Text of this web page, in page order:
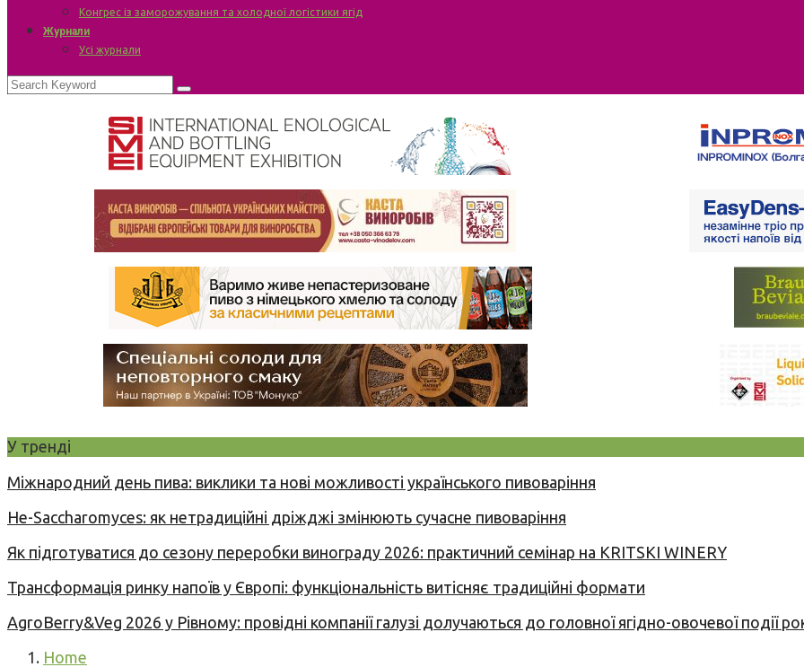
Конгрес із заморожування та холодної логістики ягід
Журнали
Усі журнали
У тренді
Міжнародний день пива: виклики та нові можливості українського пивоваріння
Не-Saccharomyces: як нетрадиційні дріжджі змінюють сучасне пивоваріння
Як підготуватися до сезону переробки винограду 2026: практичний семінар на KRITSKI WINERY
Трансформація ринку напоїв у Європі: функціональність витісняє традиційні формати
AgroBerry&Veg 2026 у Рівному: провідні компанії галузі долучаються до головної ягідно-овочевої події
Home